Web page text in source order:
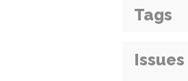
Tags
Issues